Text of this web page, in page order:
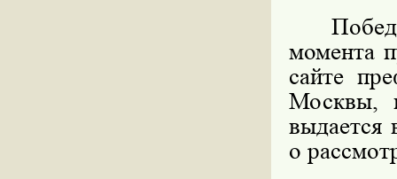
момента
сайте
Москвы,
выдается
о